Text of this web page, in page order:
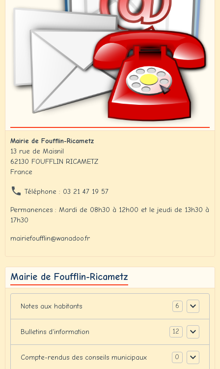
Mairie de Foufflin-Ricametz
13 rue de Maisnil
62130 FOUFFLIN RICAMETZ
France
Téléphone : 03 21 47 19 57
Permanences : Mardi de 08h30 à 12h00 et le jeudi de 13h30 à
17h30
mairiefoufflin@wanadoo.fr
Mairie de Foufflin-Ricametz
Notes aux habitants 6
Bulletins d'information 12
Compte-rendus des conseils municipaux 0